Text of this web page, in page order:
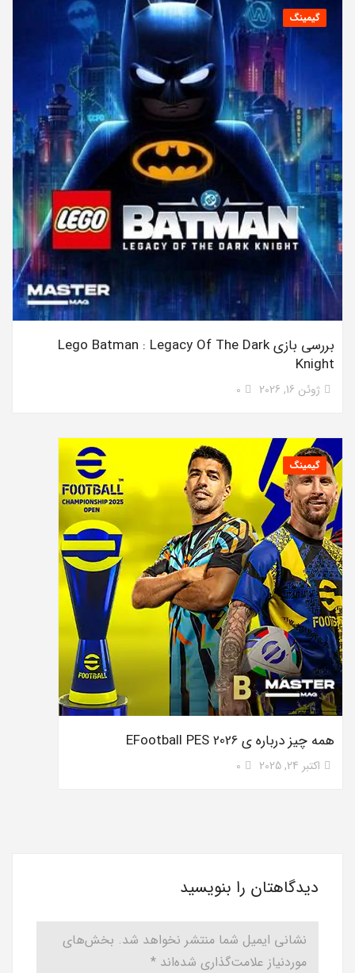
گیمینگ
بررسی بازی Lego Batman : Legacy Of The Dark
Knight
ژوئن 16, 2026 0
گیمینگ
همه چیز درباره ی EFootball PES 2026
اکتبر 24, 2025 0
دیدگاهتان را بنویسید
نشانی ایمیل شما منتشر نخواهد شد. بخش‌های
موردنیاز علامت‌گذاری شده‌اند *